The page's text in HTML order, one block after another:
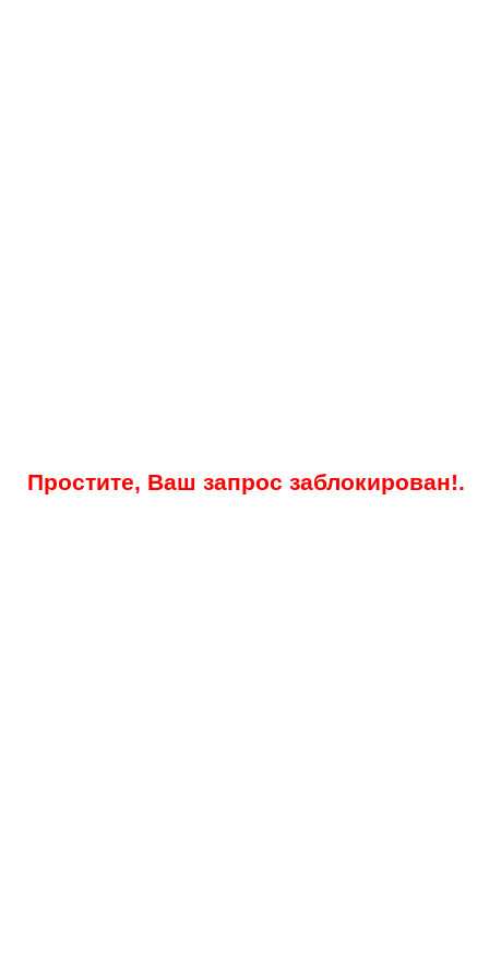
Простите, Ваш запрос заблокирован!.